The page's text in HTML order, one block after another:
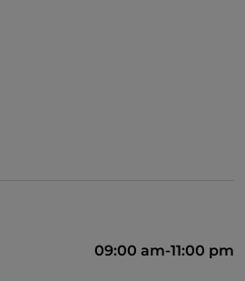
09:00 am-11:00 pm